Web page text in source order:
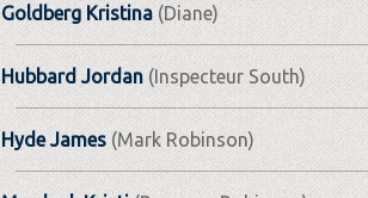
Goldberg Kristina(Diane)
Hubbard Jordan (Inspecteur South)
Hyde James(Mark Robinson)